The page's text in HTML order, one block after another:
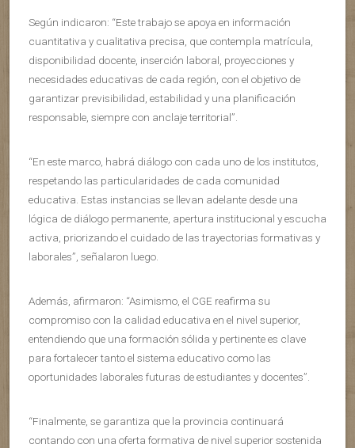
Según indicaron: “Este trabajo se apoya en información
cuantitativa y cualitativa precisa, que contempla matrícula,
disponibilidad docente, inserción laboral, proyecciones y
necesidades educativas de cada región, con el objetivo de
garantizar previsibilidad, estabilidad y una planificación
responsable, siempre con anclaje territorial”.
“En este marco, habrá diálogo con cada uno de los institutos,
respetando las particularidades de cada comunidad
educativa. Estas instancias se llevan adelante desde una
lógica de diálogo permanente, apertura institucional y escucha
activa, priorizando el cuidado de las trayectorias formativas y
laborales”, señalaron luego.
Además, afirmaron: “Asimismo, el CGE reafirma su
compromiso con la calidad educativa en el nivel superior,
entendiendo que una formación sólida y pertinente es clave
para fortalecer tanto el sistema educativo como las
oportunidades laborales futuras de estudiantes y docentes”.
“Finalmente, se garantiza que la provincia continuará
contando con una oferta formativa de nivel superior sostenida